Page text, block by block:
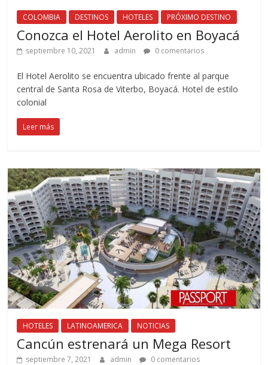
COLOMBIA DESTINOS HOTELES PRÓXIMO DESTINO
Conozca el Hotel Aerolito en Boyacá
septiembre 10, 2021 admin 0 comentarios
El Hotel Aerolito se encuentra ubicado frente al parque
central de Santa Rosa de Viterbo, Boyacá. Hotel de estilo
colonial
Leer más
HOTELES LATINOAMERICA NOTICIAS
Cancún estrenará un Mega Resort
septiembre 7, 2021 admin 0 comentarios